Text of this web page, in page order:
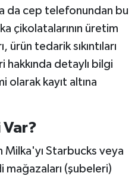
da cep telefonundan bu
çikolatalarının üretim
ürün tedarik sıkıntıları
hakkında detaylı bilgi
olarak kayıt altına
Var?
Milka'yı Starbucks veya
mağazaları (şubeleri)